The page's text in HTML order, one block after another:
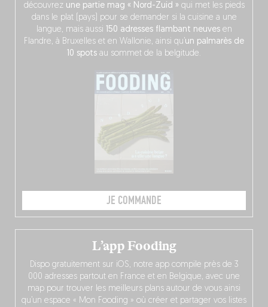
découvrez une partie mag « Nord-Zuid » qui met les pieds
dans le plat (pays) pour se demander si la cuisine a une
langue, mais aussi 150 adresses flambant neuvesen
Flandre, à Bruxelles et en Wallonie, ainsi qu’un palmarès de
10 spots au sommet de la belgitude.
JE COMMANDE
L’app Fooding
Dispo gratuitement sur iOS, notre app compile près de 3
000 adresses partout en France et en Belgique, avec une
map pour trouver les meilleurs plans autour de vous ainsi
qu’un espace « Mon Fooding » où créer et partager vos listes